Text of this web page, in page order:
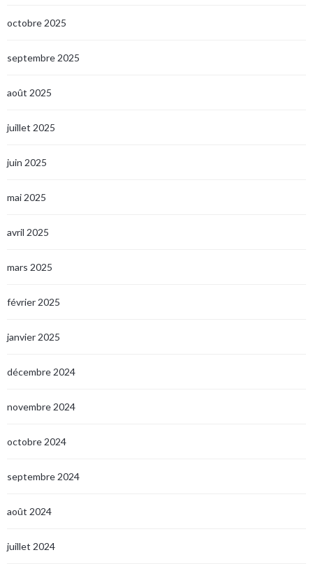
octobre 2025
septembre 2025
août 2025
juillet 2025
juin 2025
mai 2025
avril 2025
mars 2025
février 2025
janvier 2025
décembre 2024
novembre 2024
octobre 2024
septembre 2024
août 2024
juillet 2024